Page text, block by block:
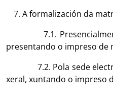
A formalización da
7.1.
presentando o impreso de
7.2. Pola sede
xeral, xuntando o impreso